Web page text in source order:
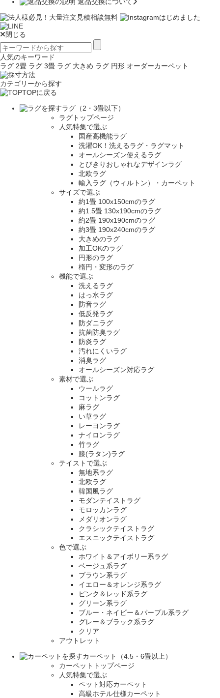
閉じる
人気のキーワード
ラグ 2畳 ラグ 3畳 ラグ 大きめ ラグ 円形 オーダーカーペット
カテゴリーから探す
TOPに戻る
ラグ（2・3畳以下）
ラグトップページ
人気特集で選ぶ
国産高機能ラグ
洗濯OK！洗えるラグ・ラグマット
オールシーズン使えるラグ
とびきりおしゃれなデザインラグ
北欧ラグ
輸入ラグ（ウィルトン）・カーペット
サイズで選ぶ
約1畳 100x150cmのラグ
約1.5畳 130x190cmのラグ
約2畳 190x190cmのラグ
約3畳 190x240cmのラグ
大きめのラグ
加工OKのラグ
円形のラグ
楕円・変形のラグ
機能で選ぶ
洗えるラグ
はっ水ラグ
防音ラグ
低反発ラグ
防ダニラグ
抗菌防臭ラグ
防炎ラグ
汚れにくいラグ
消臭ラグ
オールシーズン対応ラグ
素材で選ぶ
ウールラグ
コットンラグ
麻ラグ
い草ラグ
レーヨンラグ
ナイロンラグ
竹ラグ
籐(ラタン)ラグ
テイストで選ぶ
無地系ラグ
北欧ラグ
韓国風ラグ
モダンテイストラグ
モロッカンラグ
メダリオンラグ
クラシックテイストラグ
エスニックテイストラグ
色で選ぶ
ホワイト＆アイボリー系ラグ
ベージュ系ラグ
ブラウン系ラグ
イエロー＆オレンジ系ラグ
ピンク＆レッド系ラグ
グリーン系ラグ
ブルー・ネイビー＆パープル系ラグ
グレー＆ブラック系ラグ
クリア
アウトレット
カーペット（4.5・6畳以上）
カーペットトップページ
人気特集で選ぶ
ペット対応カーペット
高級ホテル仕様カーペット